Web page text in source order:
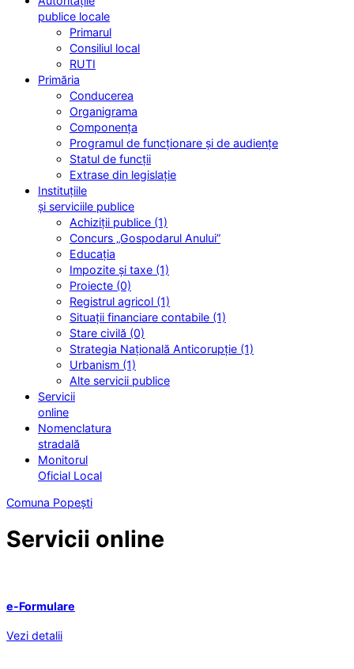
publice locale
Primarul
Consiliul local
RUTI
Primăria
Conducerea
Organigrama
Componența
Programul de funcționare și de audiențe
Statul de funcții
Extrase din legislație
Instituțiile
și serviciile publice
Achiziții publice (1)
Concurs „Gospodarul Anului”
Educația
Impozite și taxe (1)
Proiecte (0)
Registrul agricol (1)
Situații financiare contabile (1)
Stare civilă (0)
Strategia Națională Anticorupție (1)
Urbanism (1)
Alte servicii publice
Servicii
online
Nomenclatura
stradală
Monitorul
Oficial Local
Comuna Popești
Servicii online
e-Formulare
Vezi detalii